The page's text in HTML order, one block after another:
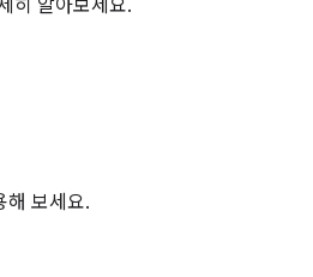
히 알아보세요.
해 보세요.